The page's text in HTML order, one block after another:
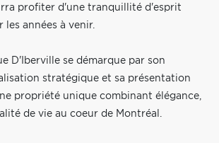
profiter d'une tranquillité d'esprit
les années à venir.
D'Iberville se démarque par son
stratégique et sa présentation
propriété unique combinant élégance,
de vie au coeur de Montréal.